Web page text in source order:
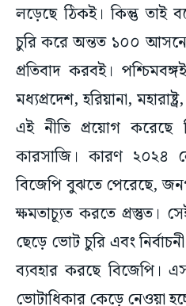
লড়েছে ঠিকই। কিন্তু তাই
চুরি করে অন্তত ১০০ আসনে
প্রতিবাদ করবই।
মধ্যপ্রদেশ, হরিয়ানা,
এই নীতি প্রয়োগ করেছে
কারসাজি। কারণ ২০২৪
বিজেপি বুঝতে পেরেছে,
ক্ষমতাচ্যূত করতে প্রস্তুত।
ছেড়ে ভোট চুরি এবং
ব্যবহার করছে
ভোটাধিকার কেড়ে নেওয়া